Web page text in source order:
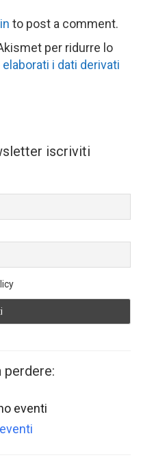
to post a comment.
per ridurre lo
i dati derivati
iscriviti
perdere:
eventi